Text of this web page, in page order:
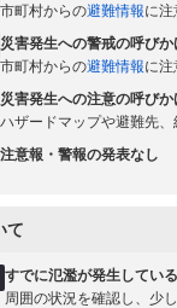
市町村からの避難情報に
災害発生への警戒の呼びか
市町村からの避難情報に
災害発生への注意の呼びか
ハザードマップや避難先
注意報・警報の発表なし
て
すでに氾濫が発生してい
周囲の状況を確認し、少